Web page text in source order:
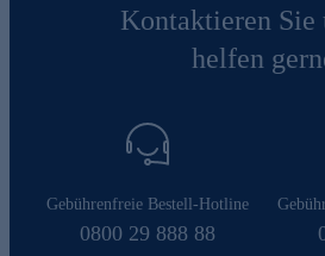
Kontaktieren Sie
helfen
Gebührenfreie Bestell-Hotline
0800 29 888 88